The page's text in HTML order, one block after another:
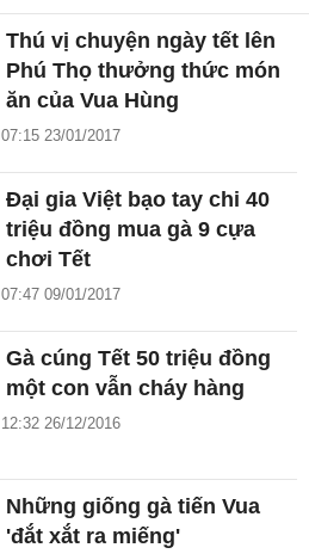
Thú vị chuyện ngày tết lên
Phú Thọ thưởng thức món
ăn của Vua Hùng
07:15 23/01/2017
Đại gia Việt bạo tay chi 40
triệu đồng mua gà 9 cựa
chơi Tết
07:47 09/01/2017
Gà cúng Tết 50 triệu đồng
một con vẫn cháy hàng
12:32 26/12/2016
Những giống gà tiến Vua
'đắt xắt ra miếng'